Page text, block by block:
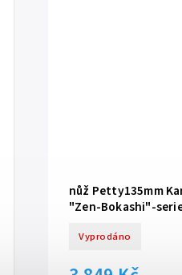
nůž Petty135mm
"Zen-Bokashi"-
Vyprodáno